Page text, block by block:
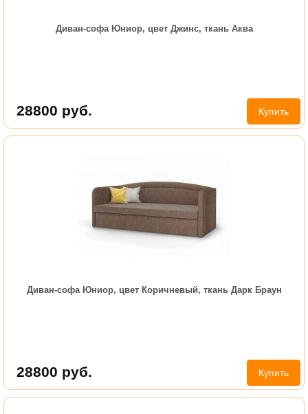
Диван-софа Юниор, цвет Джинс, ткань Аква
28800 руб. Купить
Диван-софа Юниор, цвет Коричневый, ткань Дарк Браун
28800 руб. Купить